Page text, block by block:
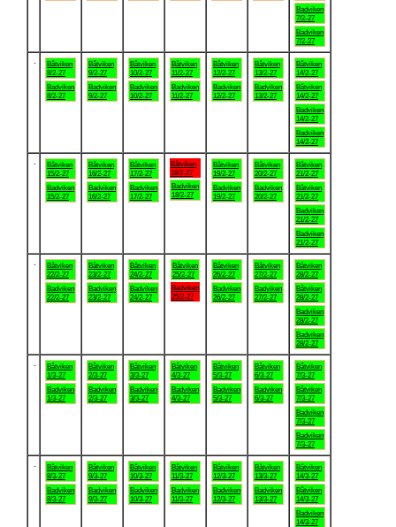
Badviken
7/2-27
Badviken
7/2-27
Båtviken
8/2-27
Badviken
8/2-27
Båtviken
9/2-27
Badviken
9/2-27
Båtviken
10/2-27
Badviken
10/2-27
Båtviken
11/2-27
Badviken
11/2-27
Båtviken
12/2-27
Badviken
12/2-27
Båtviken
13/2-27
Badviken
13/2-27
Båtviken
14/2-27
Båtviken
14/2-27
Badviken
14/2-27
Badviken
14/2-27
Båtviken
15/2-27
Badviken
15/2-27
Båtviken
16/2-27
Badviken
16/2-27
Båtviken
17/2-27
Badviken
17/2-27
Båtviken
18/2-27
Badviken
18/2-27
Båtviken
19/2-27
Badviken
19/2-27
Båtviken
20/2-27
Badviken
20/2-27
Båtviken
21/2-27
Båtviken
21/2-27
Badviken
21/2-27
Badviken
21/2-27
Båtviken
22/2-27
Badviken
22/2-27
Båtviken
23/2-27
Badviken
23/2-27
Båtviken
24/2-27
Badviken
24/2-27
Båtviken
25/2-27
Badviken
25/2-27
Båtviken
26/2-27
Badviken
26/2-27
Båtviken
27/2-27
Badviken
27/2-27
Båtviken
28/2-27
Båtviken
28/2-27
Badviken
28/2-27
Badviken
28/2-27
Båtviken
1/3-27
Badviken
1/3-27
Båtviken
2/3-27
Badviken
2/3-27
Båtviken
3/3-27
Badviken
3/3-27
Båtviken
4/3-27
Badviken
4/3-27
Båtviken
5/3-27
Badviken
5/3-27
Båtviken
6/3-27
Badviken
6/3-27
Båtviken
7/3-27
Båtviken
7/3-27
Badviken
7/3-27
Badviken
7/3-27
Båtviken
8/3-27
Badviken
8/3-27
Båtviken
9/3-27
Badviken
9/3-27
Båtviken
10/3-27
Badviken
10/3-27
Båtviken
11/3-27
Badviken
11/3-27
Båtviken
12/3-27
Badviken
12/3-27
Båtviken
13/3-27
Badviken
13/3-27
Båtviken
14/3-27
Båtviken
14/3-27
Badviken
14/3-27